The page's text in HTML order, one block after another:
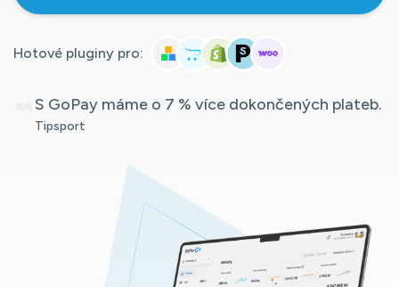
Hotové pluginy pro:
S GoPay máme o 7 % více dokončených plateb.
Tipsport